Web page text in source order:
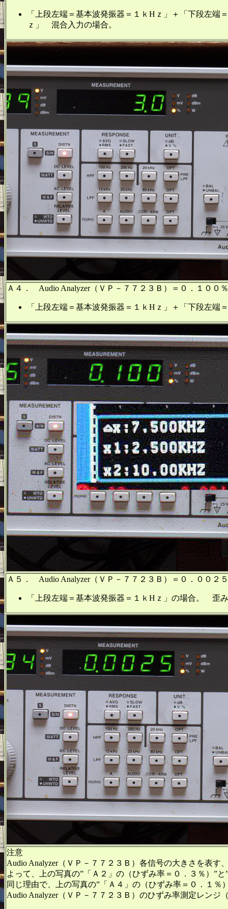
「上段左端＝基本波発振器＝１ｋHｚ」＋「下段左
ｚ」 混合入力の場合。
Ａ４． Audio Analyzer（ＶＰ－７７２３Ｂ）＝０．１００
「上段左端＝基本波発振器＝１ｋHｚ」＋「下段左
Ａ５． Audio Analyzer（ＶＰ－７７２３Ｂ）＝０．００２
「上段左端＝基本波発振器＝１ｋHｚ」の場合。 歪
注意
Audio Analyzer（ＶＰ－７７２３Ｂ）各信号の大きさを表
よって、上の写真の”「Ａ２」の（ひずみ率＝０．３％）”
同じ理由で、上の写真の”「Ａ４」の（ひずみ率＝０．１
Audio Analyzer（ＶＰ－７７２３Ｂ）のひずみ率測定レンジ